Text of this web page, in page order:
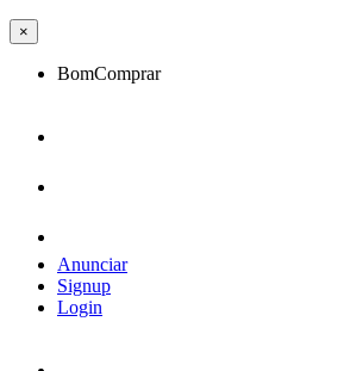
×
BomComprar
Anunciar
Signup
Login